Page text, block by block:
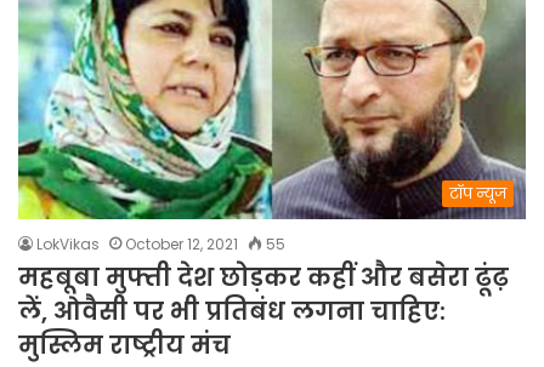
टॉप न्यूज
LokVikas October 12, 2021 55
महबूबा मुफ्ती देश छोड़कर कहीं और बसेरा ढूंढ़
लें, ओवैसी पर भी प्रतिबंध लगना चाहिए:
मुस्लिम राष्ट्रीय मंच